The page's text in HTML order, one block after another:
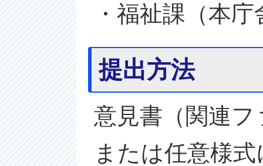
・福祉課（本
提出方法
意見書（関連
または任意様